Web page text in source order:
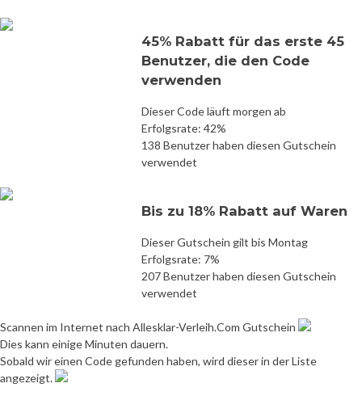
45% Rabatt für das erste 45
Benutzer, die den Code
verwenden
Dieser Code läuft morgen ab
Erfolgsrate: 42%
138 Benutzer haben diesen Gutschein
verwendet
Bis zu 18% Rabatt auf Waren
Dieser Gutschein gilt bis Montag
Erfolgsrate: 7%
207 Benutzer haben diesen Gutschein
verwendet
Scannen im Internet nach Allesklar-Verleih.Com Gutschein
Dies kann einige Minuten dauern.
Sobald wir einen Code gefunden haben, wird dieser in der Liste
angezeigt.